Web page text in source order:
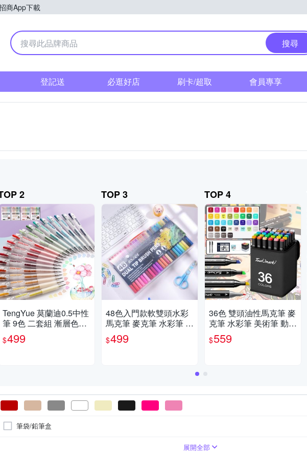
商App下載
Yahoo購物中心
搜尋
登記送 必逛好店 刷卡/超取 會員專享
2
TengYue 莫蘭迪0.5中性
筆 9色 二套組 漸層色筆
手帳筆 果汁筆
$499
TOP 3
48色入門款軟雙頭水彩
馬克筆 麥克筆 水彩筆 美
術筆
$499
TOP 4
36色 雙頭油性馬克筆 麥
克筆 水彩筆 美術筆 動漫
色 酒精性墨水筆 彩色筆
$559
筆袋/鉛筆盒
展開全部